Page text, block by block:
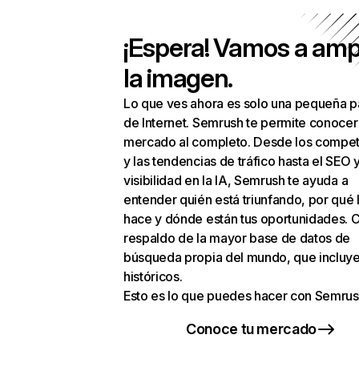
¡Espera! Vamos a
la imagen.
Lo que ves ahora es solo una pequeña
de Internet. Semrush te permite
mercado al completo. Desde los
y las tendencias de tráfico hasta el SEO
visibilidad en la IA, Semrush te ayuda a
entender quién está triunfando, por qué
hace y dónde están tus oportunidades.
respaldo de la mayor base de datos de
búsqueda propia del mundo, que
históricos.
Esto es lo que puedes hacer con
Conoce tu mercado